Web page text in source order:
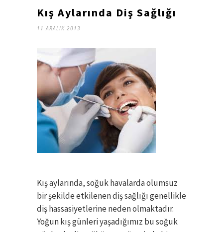
Kış Aylarında Diş Sağlığı
11 ARALIK 2013
Kış aylarında, soğuk havalarda olumsuz
bir şekilde etkilenen diş sağlığı genellikle
diş hassasiyetlerine neden olmaktadır.
Yoğun kış günleri yaşadığımız bu soğuk